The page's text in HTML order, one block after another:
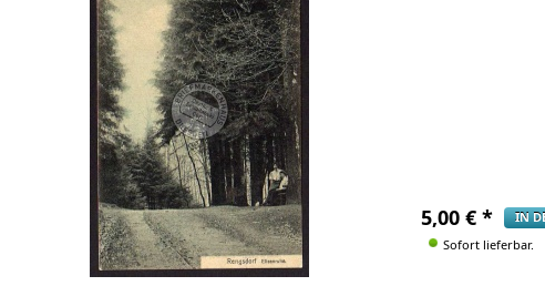
5,00 € *
IN
Sofort lieferbar.